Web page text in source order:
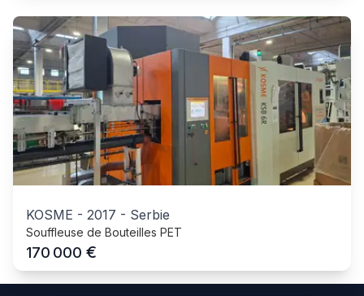
KOSME - 2017 - Serbie
Souffleuse de Bouteilles PET
170 000 €